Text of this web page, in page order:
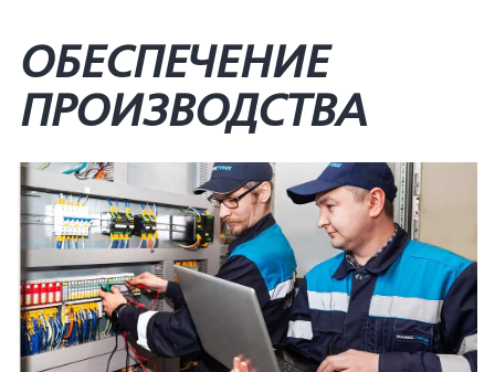
ОБЕСПЕЧЕНИЕ
ПРОИЗВОДСТВА